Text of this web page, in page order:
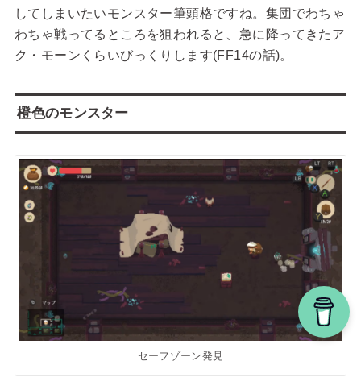
してしまいたいモンスター筆頭格ですね。集団でわちゃ
わちゃ戦ってるところを狙われると、急に降ってきたア
ク・モーンくらいびっくりします(FF14の話)。
橙色のモンスター
セーフゾーン発見